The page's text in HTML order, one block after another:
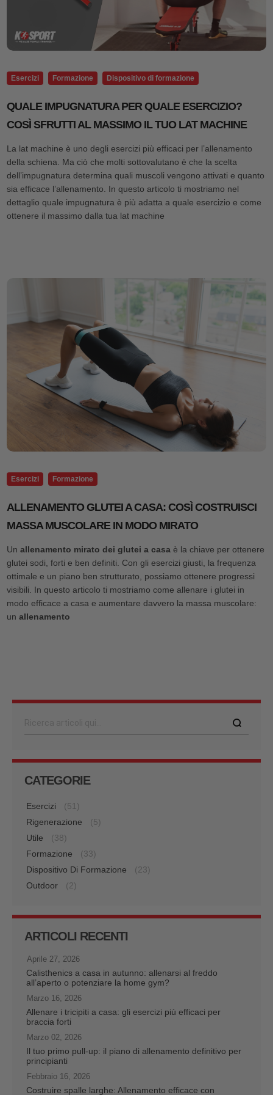
Esercizi Formazione Dispositivo di formazione
QUALE IMPUGNATURA PER QUALE ESERCIZIO?
COSÌ SFRUTTI AL MASSIMO IL TUO LAT MACHINE
La lat machine è uno degli esercizi più efficaci per l’allenamento
della schiena. Ma ciò che molti sottovalutano è che la scelta
dell’impugnatura determina quali muscoli vengono attivati e quanto
sia efficace l’allenamento. In questo articolo ti mostriamo nel
dettaglio quale impugnatura è più adatta a quale esercizio e come
ottenere il massimo dalla tua lat machine
Esercizi Formazione
ALLENAMENTO GLUTEI A CASA: COSÌ COSTRUISCI
MASSA MUSCOLARE IN MODO MIRATO
Un allenamento mirato dei glutei a casa è la chiave per ottenere
glutei sodi, forti e ben definiti. Con gli esercizi giusti, la frequenza
ottimale e un piano ben strutturato, possiamo ottenere progressi
visibili. In questo articolo ti mostriamo come allenare i glutei in
modo efficace a casa e aumentare davvero la massa muscolare:
un allenamento
CATEGORIE
Esercizi
(51)
Rigenerazione
(5)
Utile
(38)
Formazione
(33)
Dispositivo Di Formazione
(23)
Outdoor
(2)
ARTICOLI RECENTI
Aprile 27, 2026
Calisthenics a casa in autunno: allenarsi al freddo
all’aperto o potenziare la home gym?
Marzo 16, 2026
Allenare i tricipiti a casa: gli esercizi più efficaci per
braccia forti
Marzo 02, 2026
Il tuo primo pull-up: il piano di allenamento definitivo per
principianti
Febbraio 16, 2026
Costruire spalle larghe: Allenamento efficace con